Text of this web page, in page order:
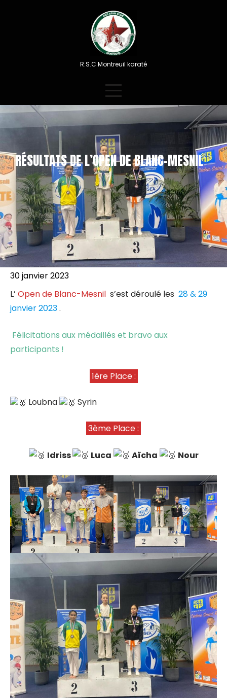
R.S.C Montreuil karaté
RÉSULTATS DE L’OPEN DE BLANC-MESNIL
30 janvier 2023
L’ Open de Blanc-Mesnil s’est déroulé les 28 & 29
janvier 2023.
Félicitations aux médaillés et bravo aux
participants !
1ère Place :
Loubna Syrin
3ème Place :
Idriss Luca Aïcha Nour